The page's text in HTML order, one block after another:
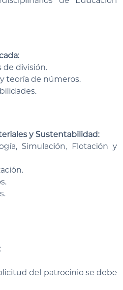
de división.
teoría de números.
y Sustentabilidad:
Simulación, Flotación y
del patrocinio se debe